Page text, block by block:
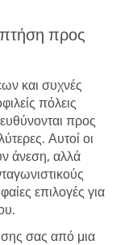
πτήση προς
και συχνές
πόλεις
προς
Αυτοί οι
άνεση, αλλά
επιλογές για
σας από μια